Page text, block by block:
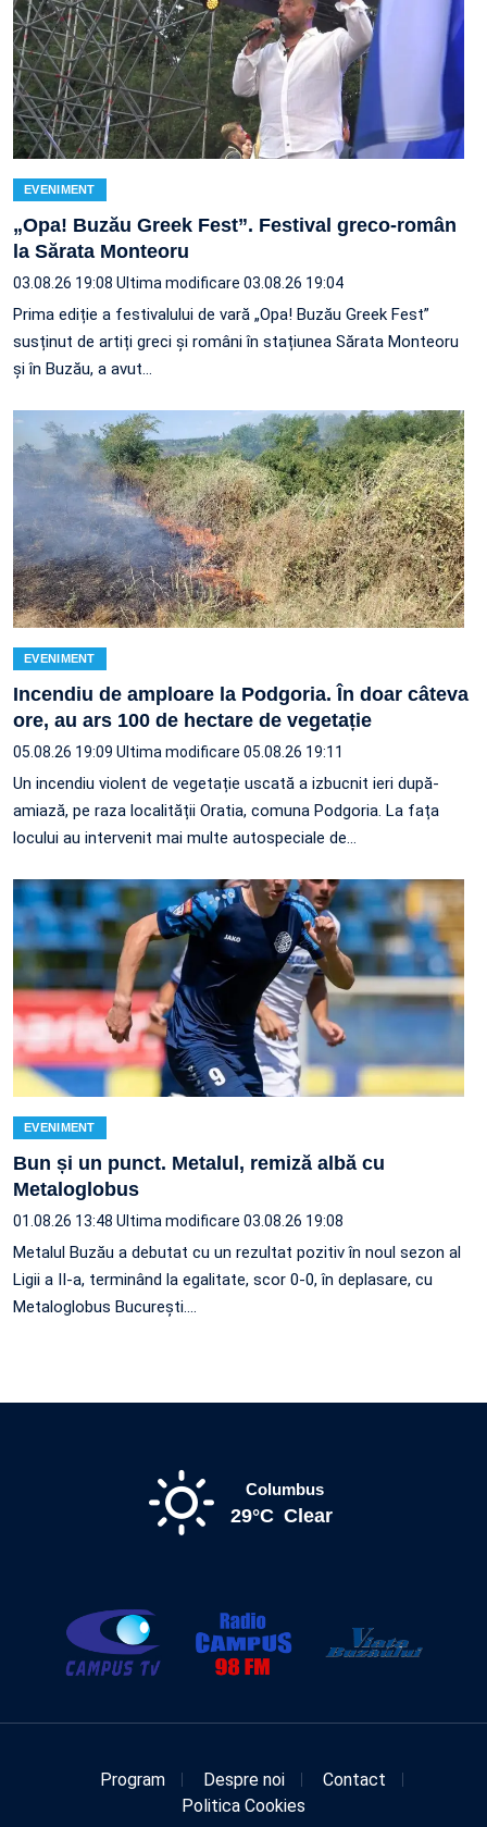
EVENIMENT
„Opa! Buzău Greek Fest”. Festival greco-român
la Sărata Monteoru
03.08.26 19:08 Ultima modificare 03.08.26 19:04
Prima ediție a festivalului de vară „Opa! Buzău Greek Fest”
susținut de artiți greci și români în stațiunea Sărata Monteoru
și în Buzău, a avut…
EVENIMENT
Incendiu de amploare la Podgoria. În doar câteva
ore, au ars 100 de hectare de vegetație
05.08.26 19:09 Ultima modificare 05.08.26 19:11
Un incendiu violent de vegetație uscată a izbucnit ieri după-
amiază, pe raza localității Oratia, comuna Podgoria. La fața
locului au intervenit mai multe autospeciale de…
EVENIMENT
Bun și un punct. Metalul, remiză albă cu
Metaloglobus
01.08.26 13:48 Ultima modificare 03.08.26 19:08
Metalul Buzău a debutat cu un rezultat pozitiv în noul sezon al
Ligii a II-a, terminând la egalitate, scor 0-0, în deplasare, cu
Metaloglobus București.…
Columbus
29°C Clear
Program Despre noi
Contact
Politica Cookies